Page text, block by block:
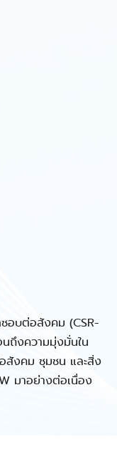
อบต่อสังคม (CSR-
ถึงความมุ่งมั่นใน
สังคม ชุมชน และสิ่ง
มาอย่างต่อเนื่อง